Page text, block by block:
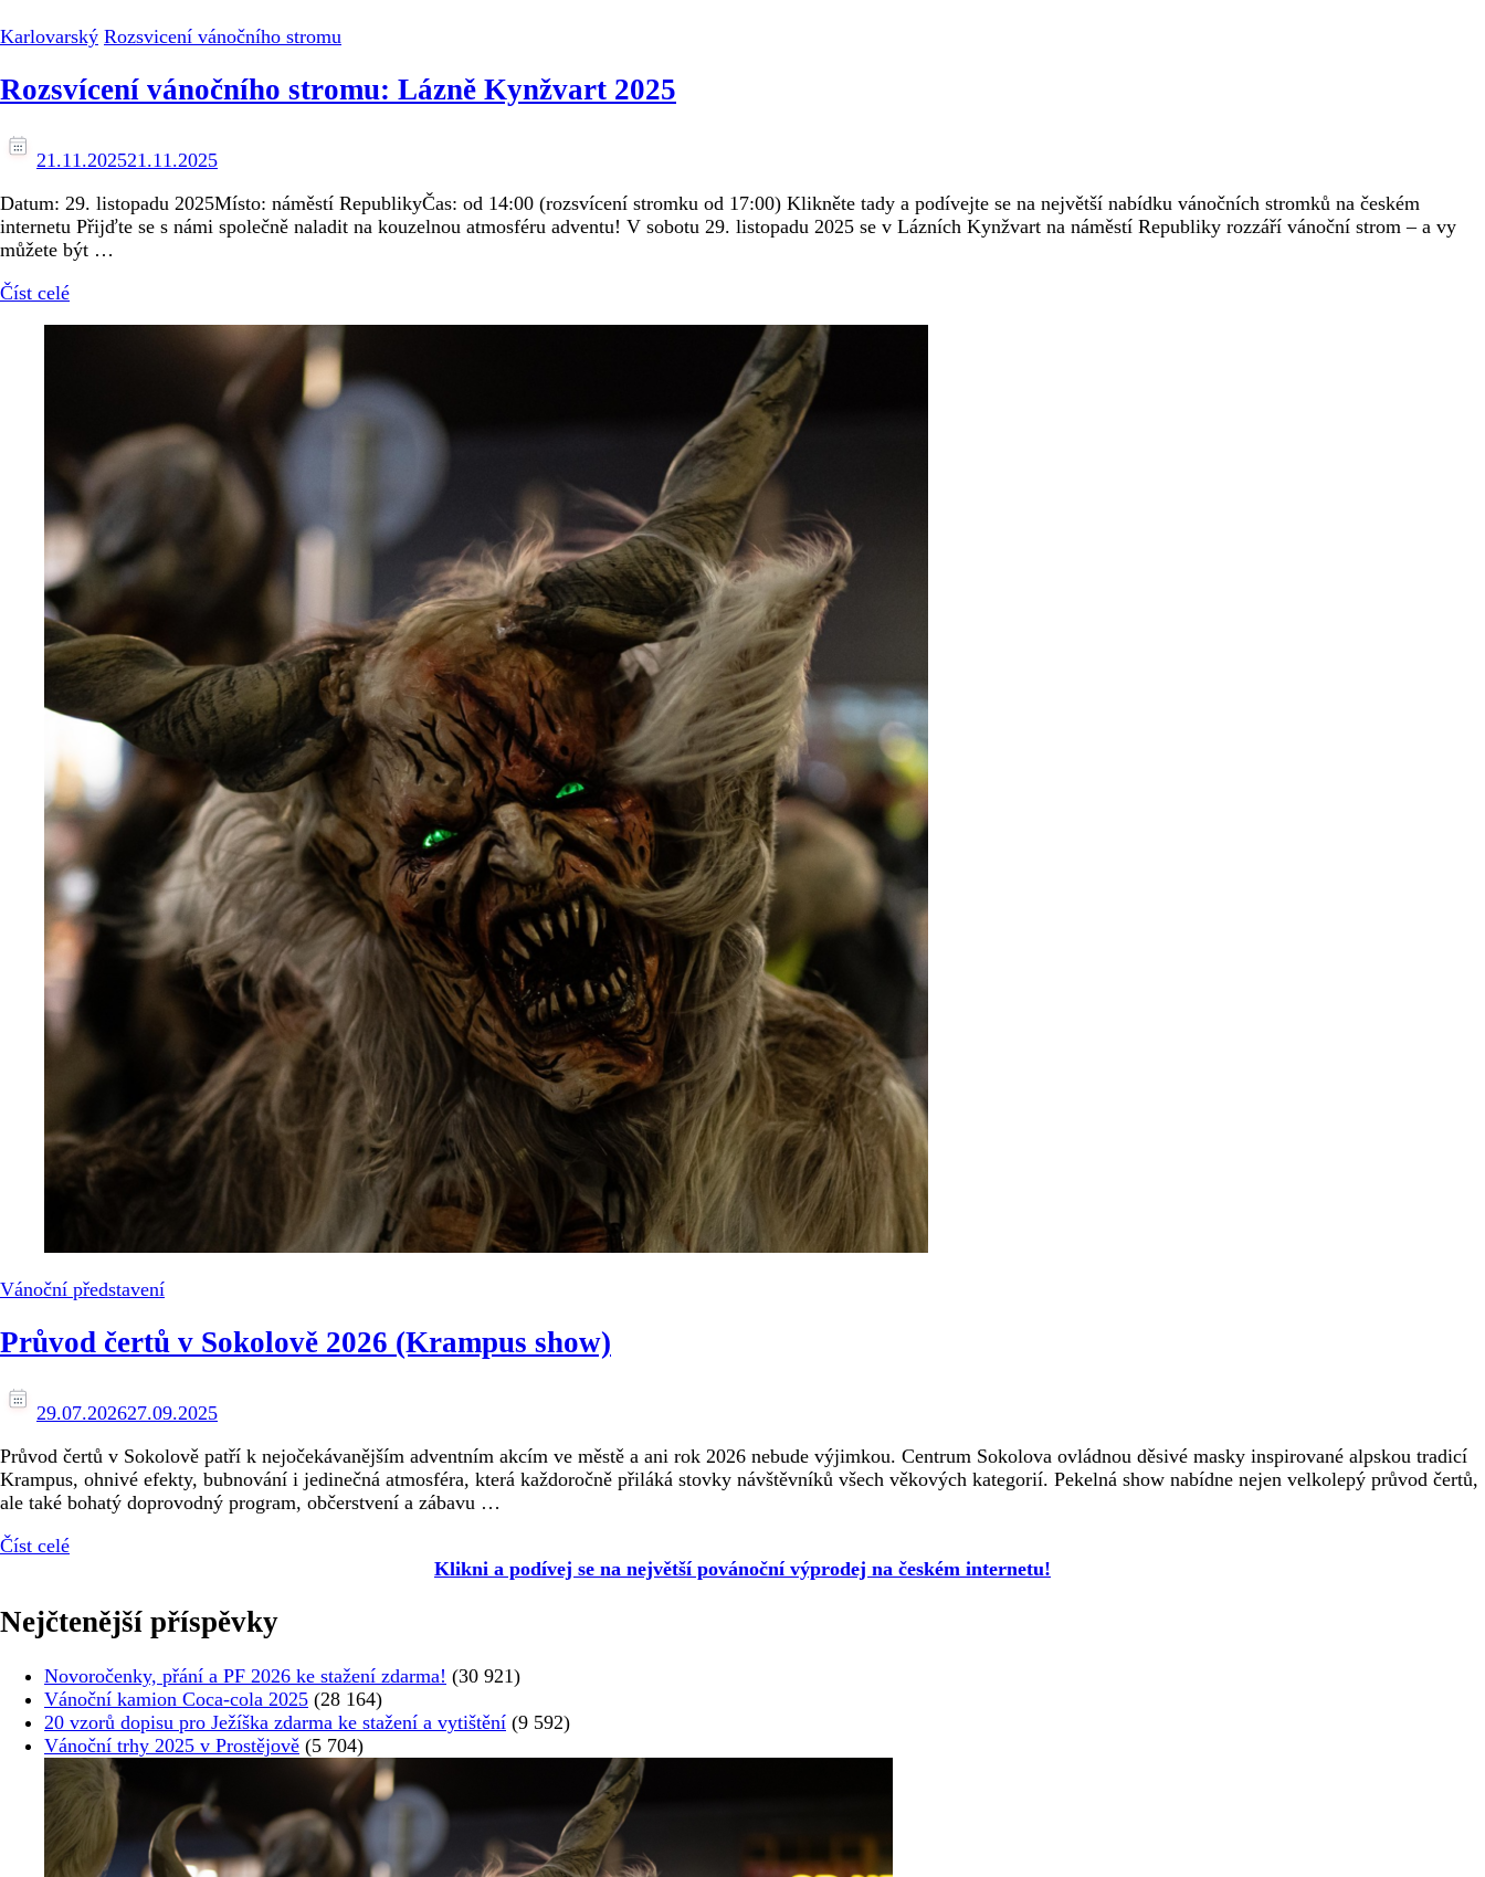
Karlovarský Rozsvicení vánočního stromu
Rozsvícení vánočního stromu: Lázně Kynžvart 2025
21.11.202521.11.2025
Datum: 29. listopadu 2025Místo: náměstí RepublikyČas: od 14:00 (rozsvícení stromku od 17:00) Klikněte tady a podívejte se na největší nabídku vánočních stromků na českém
internetu Přijďte se s námi společně naladit na kouzelnou atmosféru adventu! V sobotu 29. listopadu 2025 se v Lázních Kynžvart na náměstí Republiky rozzáří vánoční strom – a vy
můžete být …
Číst celé
Vánoční představení
Průvod čertů v Sokolově 2026 (Krampus show)
29.07.202627.09.2025
Průvod čertů v Sokolově patří k nejočekávanějším adventním akcím ve městě a ani rok 2026 nebude výjimkou. Centrum Sokolova ovládnou děsivé masky inspirované alpskou tradicí
Krampus, ohnivé efekty, bubnování i jedinečná atmosféra, která každoročně přiláká stovky návštěvníků všech věkových kategorií. Pekelná show nabídne nejen velkolepý průvod čertů,
ale také bohatý doprovodný program, občerstvení a zábavu …
Číst celé
Klikni a podívej se na největší povánoční výprodej na českém internetu!
Nejčtenější příspěvky
Novoročenky, přání a PF 2026 ke stažení zdarma! (30 921)
Vánoční kamion Coca-cola 2025 (28 164)
20 vzorů dopisu pro Ježíška zdarma ke stažení a vytištění (9 592)
Vánoční trhy 2025 v Prostějově (5 704)